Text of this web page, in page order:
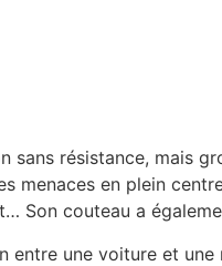
sans résistance, mais
menaces en plein
Son couteau a
entre une voiture et